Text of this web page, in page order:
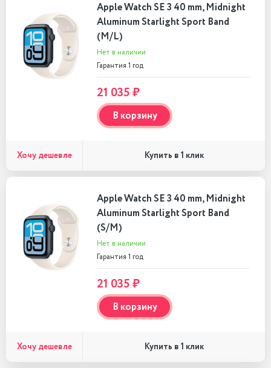
Apple Watch SE 3 40 mm, Midnight
Aluminum Starlight Sport Band
(M/L)
Нет в наличии
Гарантия 1 год
21 035 ₽
В корзину
Хочу дешевле Купить в 1 клик
Apple Watch SE 3 40 mm, Midnight
Aluminum Starlight Sport Band
(S/M)
Нет в наличии
Гарантия 1 год
21 035 ₽
В корзину
Хочу дешевле Купить в 1 клик